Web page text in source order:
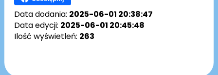
Data dodania: 2025-06-01 20:38:47
Data edycji: 2025-06-01 20:45:48
Ilość wyświetleń: 263